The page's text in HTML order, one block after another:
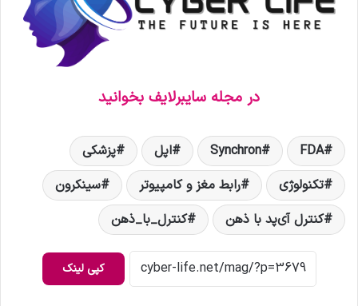
در مجله سایبرلایف بخوانید
FDA
Synchron اپل
پزشکی
تکنولوژی
رابط مغز و کامپیوتر
سینکرون
کنترل آی‌پد با ذهن
کنترل_با_ذهن
کپی لینک